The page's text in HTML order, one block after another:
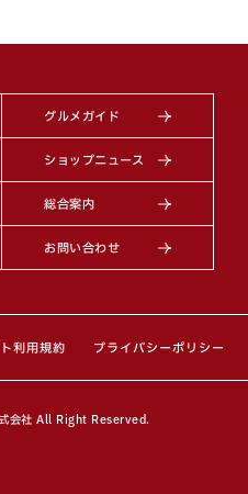
グルメガイド
ショップニュース
総合案内
お問い合わせ
で開きます）
利用規約 プライバシーポリシー
会社 All Right Reserved.